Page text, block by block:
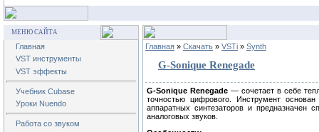
МЕНЮ САЙТА
Главная
VST инструменты
VST эффекты
Учебник Cubase
Уроки Nuendo
Работа со звуком
Главная » Скачать » VSTi » Synth
G-Sonique Renegade
G-Sonique Renegade— сочетает в себе
точностью цифрового. Инструмент
аппаратных синтезаторов и предназначен
аналоговых звуков.